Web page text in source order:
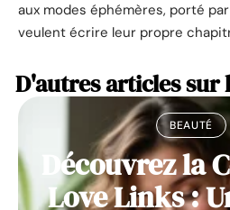
aux modes éphémères, porté
veulent écrire leur propre
D'autres articles sur
BEAUTÉ
Découvrez la
Love Links :